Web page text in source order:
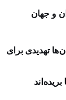
راه نو نیوز
آوین دیلی
و جهان
تهدیدی برای